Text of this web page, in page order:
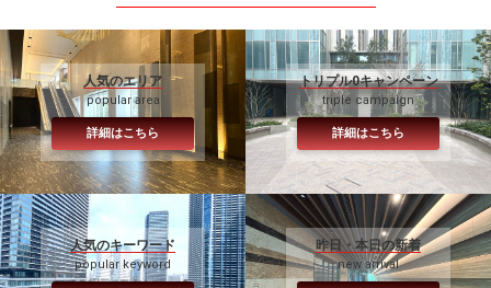
人気のエリア
popular area
詳細はこちら
トリプル0キャンペーン
triple campaign
詳細はこちら
人気のキーワード
popular keyword
昨日・本日の新着
new arrival